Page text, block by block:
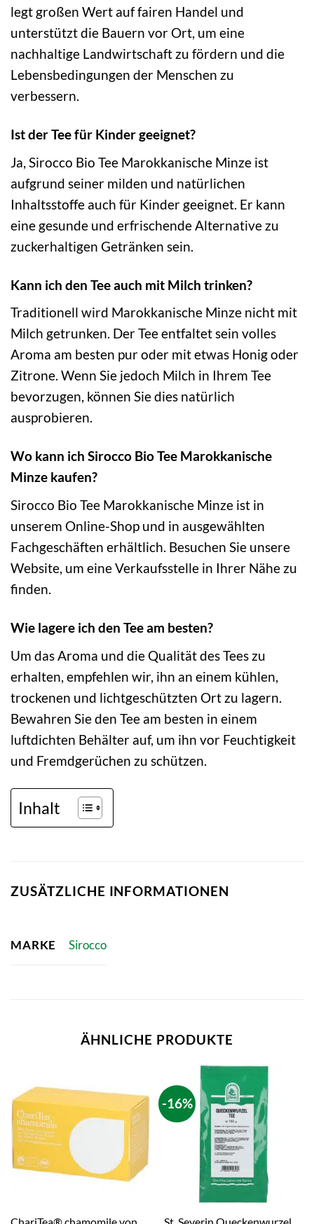
legt großen Wert auf fairen Handel und
unterstützt die Bauern vor Ort, um eine
nachhaltige Landwirtschaft zu fördern und die
Lebensbedingungen der Menschen zu
verbessern.
Ist der Tee für Kinder geeignet?
Ja, Sirocco Bio Tee Marokkanische Minze ist
aufgrund seiner milden und natürlichen
Inhaltsstoffe auch für Kinder geeignet. Er kann
eine gesunde und erfrischende Alternative zu
zuckerhaltigen Getränken sein.
Kann ich den Tee auch mit Milch trinken?
Traditionell wird Marokkanische Minze nicht mit
Milch getrunken. Der Tee entfaltet sein volles
Aroma am besten pur oder mit etwas Honig oder
Zitrone. Wenn Sie jedoch Milch in Ihrem Tee
bevorzugen, können Sie dies natürlich
ausprobieren.
Wo kann ich Sirocco Bio Tee Marokkanische
Minze kaufen?
Sirocco Bio Tee Marokkanische Minze ist in
unserem Online-Shop und in ausgewählten
Fachgeschäften erhältlich. Besuchen Sie unsere
Website, um eine Verkaufsstelle in Ihrer Nähe zu
finden.
Wie lagere ich den Tee am besten?
Um das Aroma und die Qualität des Tees zu
erhalten, empfehlen wir, ihn an einem kühlen,
trockenen und lichtgeschützten Ort zu lagern.
Bewahren Sie den Tee am besten in einem
luftdichten Behälter auf, um ihn vor Feuchtigkeit
und Fremdgerüchen zu schützen.
Inhalt
ZUSÄTZLICHE INFORMATIONEN
MARKE Sirocco
ÄHNLICHE PRODUKTE
-16%